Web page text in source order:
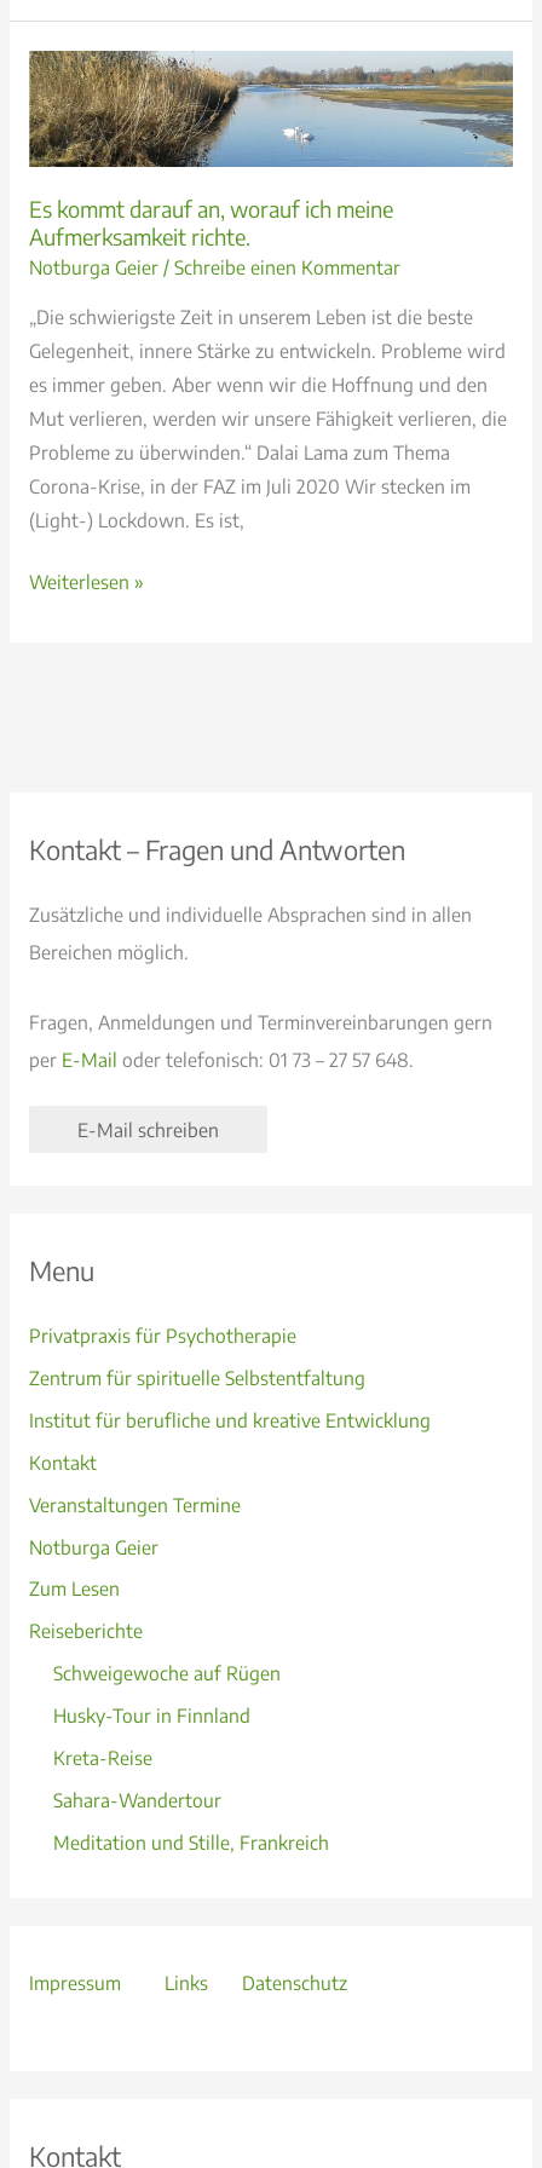
des
Menschen
ist
unantastbar!
Ein
Buch
über
den
zur
Heilwerdung
mit
und
trotz
Psychose.
Autorin:
Marita
Es kommt darauf an, worauf ich meine
Aufmerksamkeit richte.
Notburga Geier / Schreibe einen Kommentar
„Die schwierigste Zeit in unserem Leben ist die beste
Gelegenheit, innere Stärke zu entwickeln. Probleme wird
es immer geben. Aber wenn wir die Hoffnung und den
Mut verlieren, werden wir unsere Fähigkeit verlieren, die
Probleme zu überwinden.“ Dalai Lama zum Thema
Corona-Krise, in der FAZ im Juli 2020 Wir stecken im
(Light-) Lockdown. Es ist,
Es
richte.
Weiterlesen »
Kontakt – Fragen und Antworten
Zusätzliche und individuelle Absprachen sind in allen
Bereichen möglich.
Fragen, Anmeldungen und Terminvereinbarungen gern
per E-Mail oder telefonisch: 01 73 – 27 57 648.
E-Mail schreiben
Menu
Privatpraxis für Psychotherapie
Zentrum für spirituelle Selbstentfaltung
Institut für berufliche und kreative Entwicklung
Kontakt
Veranstaltungen Termine
Notburga Geier
Zum Lesen
Reiseberichte
Schweigewoche auf Rügen
Husky-Tour in Finnland
Kreta-Reise
Sahara-Wandertour
Meditation und Stille, Frankreich
Impressum Links Datenschutz
Kontakt